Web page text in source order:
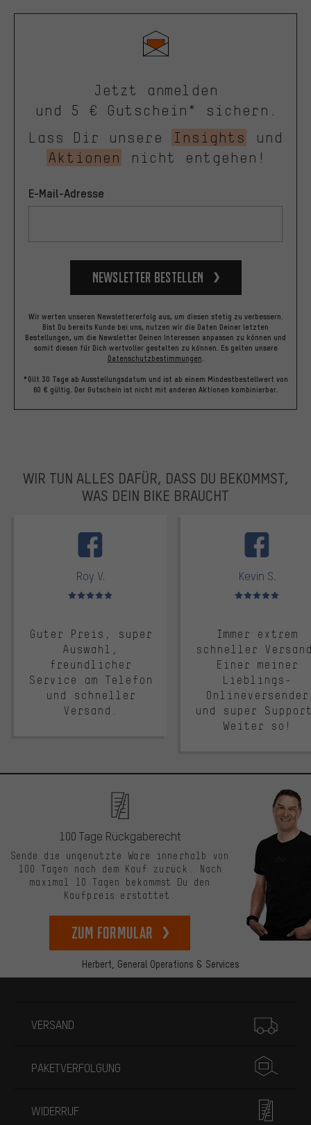
Jetzt anmelden
und 5 € Gutschein* sichern.
Lass Dir unsere
Insights
und
Aktionen
nicht entgehen!
E-Mail-Adresse
Newsletter bestellen
Wir werten unseren Newslettererfolg aus, um diesen stetig zu verbessern.
Bist Du bereits Kunde bei uns, nutzen wir die Daten Deiner letzten
Bestellungen, um die Newsletter Deinen Interessen anpassen zu können und
somit diesen für Dich wertvoller gestalten zu können. Es gelten unsere
Datenschutzbestimmungen
*Gilt 30 Tage ab Ausstellungsdatum und ist ab einem Mindestbestellwert von
60 € gültig. Der Gutschein ist nicht mit anderen Aktionen kombinierbar.
WIR TUN ALLES DAFÜR, DASS DU BEKOMMST,
WAS DEIN BIKE BRAUCHT
Roy V.
Bewertungen: 5 von 5
Guter Preis, super
Auswahl,
freundlicher
Service am Telefon
und schneller
Versand.
Kevin S.
Bewertungen: 5 von 5
Immer extrem
schneller
Einer meiner
Lieblings-
Onlineversender
und super
Weiter so!
Herbert, General Operations & Services
100 Tage Rückgaberecht
Sende die ungenutzte Ware innerhalb von
100 Tagen nach dem Kauf zurück. Nach
maximal 10 Tagen bekommst Du den
Kaufpreis erstattet.
zum Formular
VERSAND
PAKETVERFOLGUNG
WIDERRUF